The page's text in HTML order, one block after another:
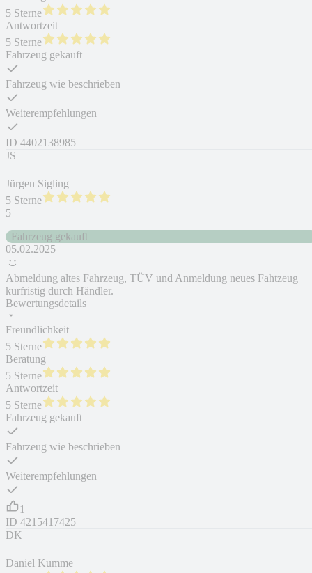
5 Sterne
Antwortzeit
5 Sterne
Fahrzeug gekauft
Fahrzeug wie beschrieben
Weiterempfehlungen
ID 4402138985
JS
Jürgen Sigling
5 Sterne
5
Fahrzeug gekauft
05.02.2025
Abmeldung altes Fahrzeug, TÜV und Anmeldung neues Fahtzeug
kurfristig durch Händler.
Bewertungsdetails
Freundlichkeit
5 Sterne
Beratung
5 Sterne
Antwortzeit
5 Sterne
Fahrzeug gekauft
Fahrzeug wie beschrieben
Weiterempfehlungen
1
ID 4215417425
DK
Daniel Kumme